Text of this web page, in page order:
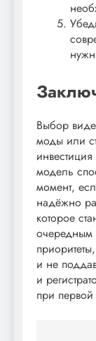
Выбор
моды или
модель
момент,
надёжно
которое
очередным
и не
и
при